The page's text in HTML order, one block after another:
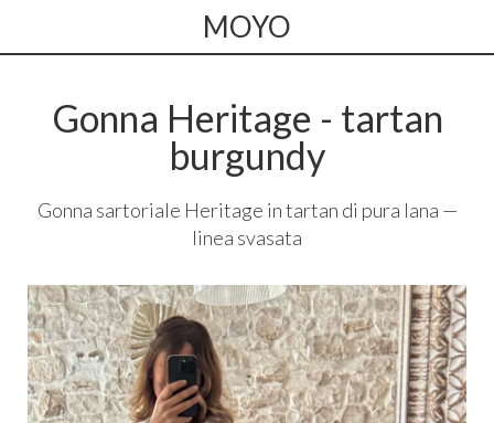
MOYO
Gonna Heritage - tartan
burgundy
Gonna sartoriale Heritage in tartan di pura lana —
linea svasata